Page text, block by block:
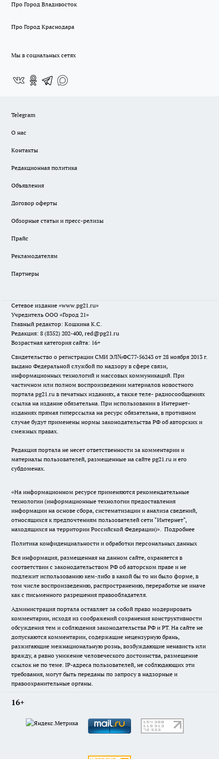
Про Город Владивосток
Про Город Краснодара
Мы в социальных сетях
Telegram
О нас
Контакты
Редакционная политика
Объявления
Договор оферты
Обзорные статьи и пресс-релизы
Прайс
Рекламодателям
Партнеры
Сетевое издание «www.pg21.ru»
Учредитель ООО «Город 21»
Главный редактор: Кошкина К.С.
Редакция: 8 (8352) 202-400, red@pg21.ru
Возрастная категория сайта: 16+
Свидетельство о регистрации СМИ ЭЛ№ФС77-56243 от 28 ноября 2013 г.
выдано Федеральной службой по надзору в сфере связи,
информационных технологий и массовых коммуникаций. При
частичном или полном воспроизведении материалов новостного
портала pg21.ru в печатных изданиях, а также теле- радиосообщениях
ссылка на издание обязательна. При использовании в Интернет-
изданиях прямая гиперссылка на ресурс обязательна, в противном
случае будут применены нормы законодательства РФ об авторских и
смежных правах.
Редакция портала не несет ответственности за комментарии и
материалы пользователей, размещенные на сайте pg21.ru и его
субдоменах.
«На информационном ресурсе применяются рекомендательные
технологии (информационные технологии предоставления
информации на основе сбора, систематизации и анализа сведений,
относящихся к предпочтениям пользователей сети "Интернет",
находящихся на территории Российской Федерации)». Подробнее
Политика конфиденциальности и обработки персональных данных
Вся информация, размещенная на данном сайте, охраняется в
соответствии с законодательством РФ об авторском праве и не
подлежит использованию кем-либо в какой бы то ни было форме, в
том числе воспроизведению, распространению, переработке не иначе
как с письменного разрешения правообладателя.
Администрация портала оставляет за собой право модерировать
комментарии, исходя из соображений сохранения конструктивности
обсуждения тем и соблюдения законодательства РФ и РТ. На сайте не
допускаются комментарии, содержащие нецензурную брань,
разжигающие межнациональную рознь, возбуждающие ненависть или
вражду, а равно унижение человеческого достоинства, размещение
ссылок не по теме. IP-адреса пользователей, не соблюдающих эти
требования, могут быть переданы по запросу в надзорные и
правоохранительные органы.
16+